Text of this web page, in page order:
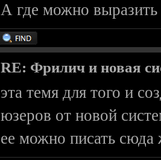
А где можно выразить
RE: Фрилич и новая
эта темя для того и
юзеров от новой
ее можно писать сюда